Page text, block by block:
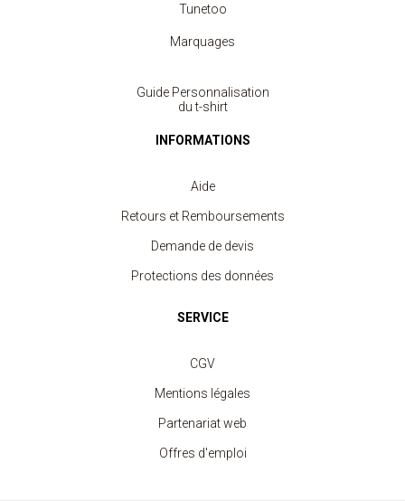
Tunetoo
Marquages
Guide Personnalisation
du t-shirt
INFORMATIONS
Aide
Retours et Remboursements
Demande de devis
Protections des données
SERVICE
CGV
Mentions légales
Partenariat web
Offres d'emploi